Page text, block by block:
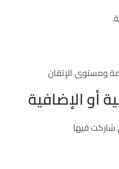
ومستوى الإتقان
أو الإضافية
شاركت فيها